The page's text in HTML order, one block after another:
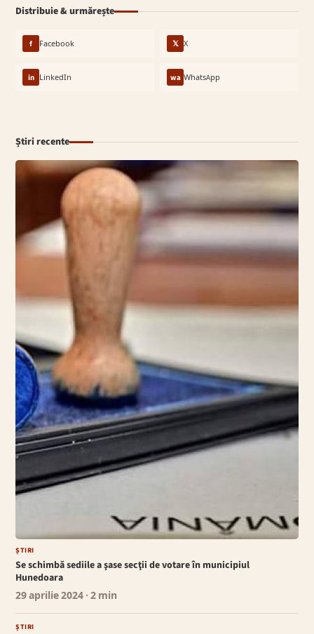
Distribuie & urmărește
f Facebook 𝕏 X
in LinkedIn wa WhatsApp
Știri recente
ȘTIRI
Se schimbă sediile a şase secţii de votare în municipiul
Hunedoara
29 aprilie 2024 · 2 min
ȘTIRI